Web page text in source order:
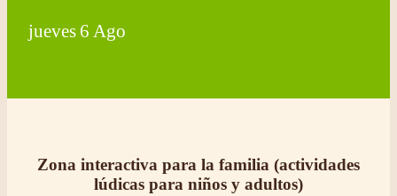
jueves 6 Ago
Zona interactiva para la familia (actividades
lúdicas para niños y adultos)